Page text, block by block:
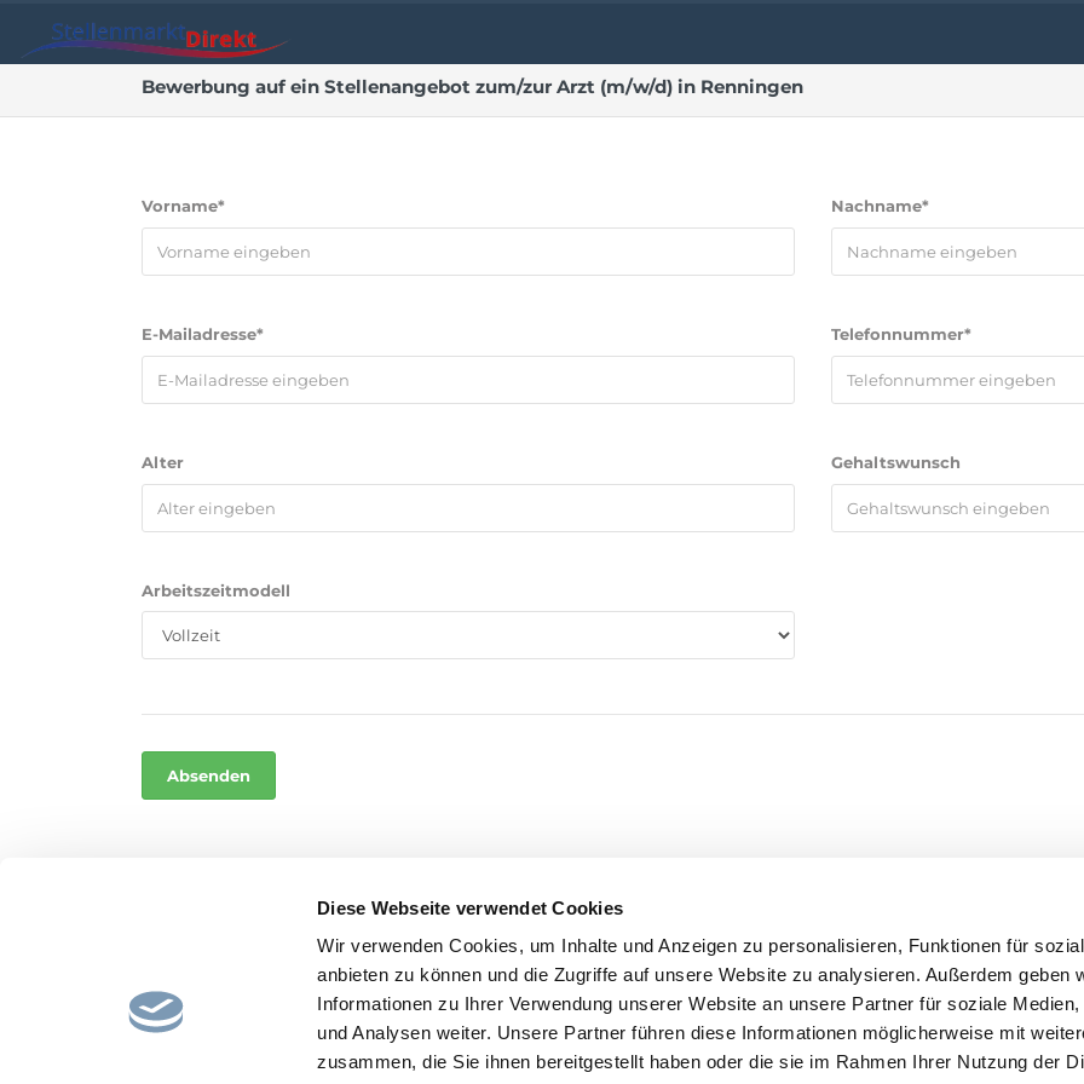
Diese Webseite verwendet Cookies
Wir verwenden Cookies, um Inhalte und Anzeigen zu personalisieren, Funktionen für
anbieten zu können und die Zugriffe auf unsere Website zu analysieren. Außerdem geben
Informationen zu Ihrer Verwendung unserer Website an unsere Partner für soziale Medien,
und Analysen weiter. Unsere Partner führen diese Informationen möglicherweise mit
zusammen, die Sie ihnen bereitgestellt haben oder die sie im Rahmen Ihrer Nutzung der
Bewerbung auf ein Stellenangebot zum/zur Arzt (m/w/d) in Renningen
Vorname* Nachname*
E-Mailadresse* Telefonnummer*
Alter Gehaltswunsch
Arbeitszeitmodell
Datenschutz Bundesagentur für Arbeit Statistiken